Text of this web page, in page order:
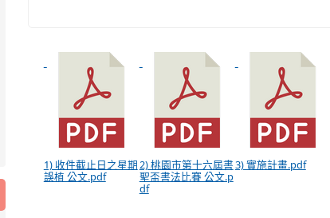
1) 收件截止日之星期
誤植 公文.pdf
2) 桃園市第十六屆書
聖盃書法比賽 公文.p
df
3) 實施計畫.pdf